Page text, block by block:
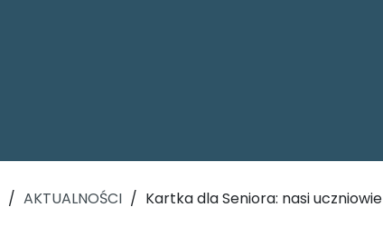
/ AKTUALNOŚCI / Kartka dla Seniora: nasi